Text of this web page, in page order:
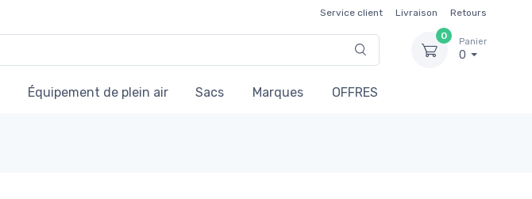
Service client Livraison Retours
0
Panier
0
Équipement de plein air Sacs Marques OFFRES